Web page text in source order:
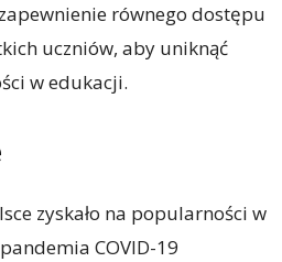
równego dostępu
uczniów, aby uniknąć
w edukacji.
zyskało na popularności w
COVID-19